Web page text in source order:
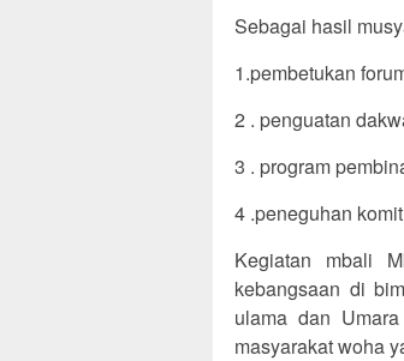
Sebagai hasil
1.pembetukan
2 . penguatan
3 . program
4 .peneguhan
Kegiatan mbali
kebangsaan di
ulama dan
masyarakat woha